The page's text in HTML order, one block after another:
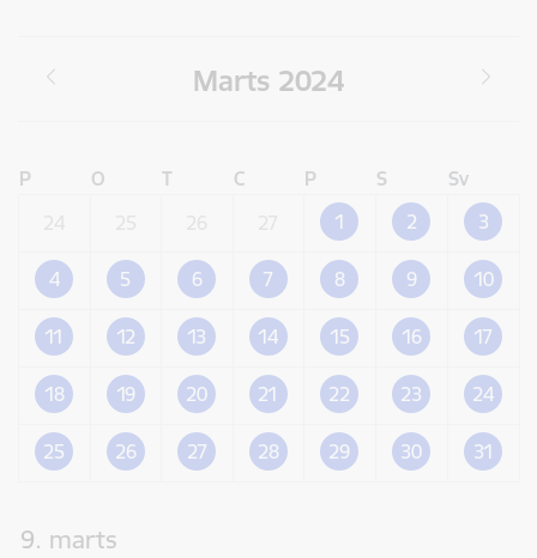
Marts 2024
P O T C P S
Sv
1 2 3
4 5 6 7 8 9 10
11 12 13 14 15 16 17
18 19 20 21 22 23 24
25 26 27 28 29 30 31
9. marts